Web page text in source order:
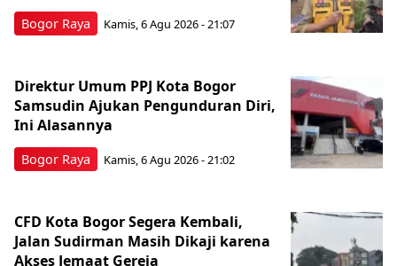
Bogor Raya Kamis, 6 Agu 2026 - 21:07
Bogor Raya
Direktur Umum PPJ Kota Bogor
Samsudin Ajukan Pengunduran Diri,
Ini Alasannya
Kamis, 6 Agu 2026 - 21:02
CFD Kota Bogor Segera Kembali,
Jalan Sudirman Masih Dikaji karena
Akses Jemaat Gereja